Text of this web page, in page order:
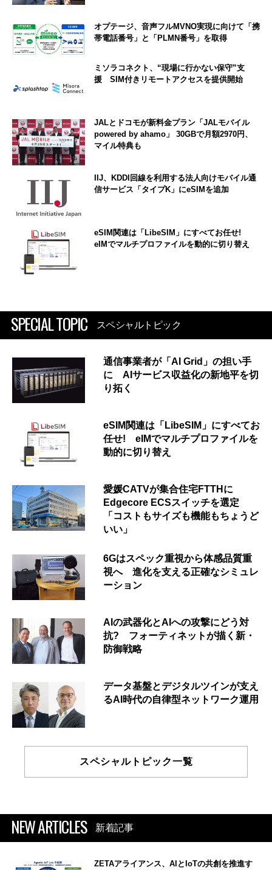
オプテージ、音声フルMVNO実現に向けて「携
帯電話番号」と「PLMN番号」を取得
ミソラコネクト、“現場に行かない保守”支
援 SIM付きリモートアクセスを提供開始
JALとドコモが新料金プラン「JALモバイル
powered by ahamo」 30GBで月額2970円、
マイル特典も
IIJ、KDDI回線を利用する法人向けモバイル通
信サービス「タイプK」にeSIMを追加
eSIM関連は「LibeSIM」にすべてお任せ!
eIMでマルチプロファイルを動的に切り替え
SPECIAL TOPIC スペシャルトピック
通信事業者が「AI Grid」の担い手
に AIサービス収益化の新地平を切
り拓く
eSIM関連は「LibeSIM」にすべてお
任せ! eIMでマルチプロファイルを
動的に切り替え
愛媛CATVが集合住宅FTTHに
Edgecore ECSスイッチを選定
「コストもサイズも機能もちょうど
いい」
6Gはスペック重視から体感品質重
視へ 進化を支える正確なシミュレ
ーション
AIの武器化とAIへの攻撃にどう対
抗? フォーティネットが描く新・
防御戦略
データ基盤とデジタルツインが支え
るAI時代の自律型ネットワーク運用
スペシャルトピック一覧
NEW ARTICLES 新着記事
ZETAアライアンス、AIとIoTの共創を推進す